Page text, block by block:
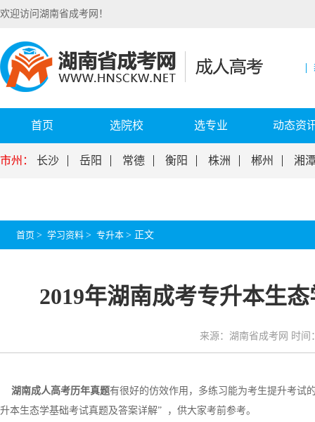
欢迎访问湖南省成考网！
首页 选院校 选专业 动态资
市州： 长沙 岳阳 常德 衡阳 株洲 郴州 湘
首页 > 学习资料 > 专升本 > 正文
2019年湖南成考专升本生
来源：湖南省成考网 时间
湖南成人高考历年真题有很好的仿效作用，多练习能为考生提升考试
升本生态学基础考试真题及答案详解” ，供大家考前参考。